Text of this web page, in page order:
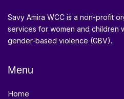
Savy Amira WCC is a non-profit
services for women and children
gender-based violence (GBV).
Menu
Home